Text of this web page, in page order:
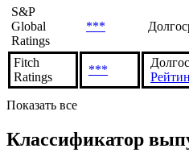
S&P
Global
Ratings
***
Fitch
Ratings
***
Показать все
Классификатор